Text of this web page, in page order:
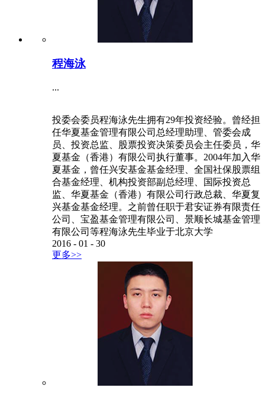
程海泳
...
投委会委员程海泳先生拥有29年投资经验。曾经担
任华夏基金管理有限公司总经理助理、管委会成
员、投资总监、股票投资决策委员会主任委员，华
夏基金（香港）有限公司执行董事。2004年加入华
夏基金，曾任兴安基金基金经理、全国社保股票组
合基金经理、机构投资部副总经理、国际投资总
监、华夏基金（香港）有限公司行政总裁、华夏复
兴基金基金经理。之前曾任职于君安证券有限责任
公司、宝盈基金管理有限公司、景顺长城基金管理
有限公司等程海泳先生毕业于北京大学
2016 - 01 - 30
更多>>